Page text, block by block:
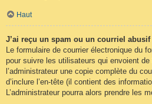
Haut
J’ai reçu un spam ou un courriel
Le formulaire de courrier électronique du
pour suivre les utilisateurs qui envoient
l’administrateur une copie complète du
d’inclure l’en-tête (il contient des
L’administrateur pourra alors prendre les